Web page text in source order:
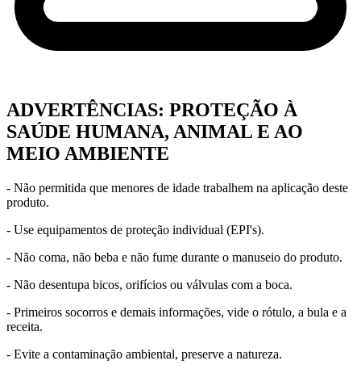
ADVERTÊNCIAS: PROTEÇÃO À
SAÚDE HUMANA, ANIMAL E AO
MEIO AMBIENTE
- Não permitida que menores de idade trabalhem na aplicação deste
produto.
- Use equipamentos de proteção individual (EPI's).
- Não coma, não beba e não fume durante o manuseio do produto.
- Não desentupa bicos, orifícios ou válvulas com a boca.
- Primeiros socorros e demais informações, vide o rótulo, a bula e a
receita.
- Evite a contaminação ambiental, preserve a natureza.